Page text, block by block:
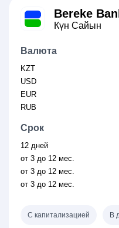
Bereke
Күн Сайын
Валюта
KZT
USD
EUR
RUB
Срок
12 дней
от 3 до 12 мес.
от 3 до 12 мес.
от 3 до 12 мес.
С капитализацией В